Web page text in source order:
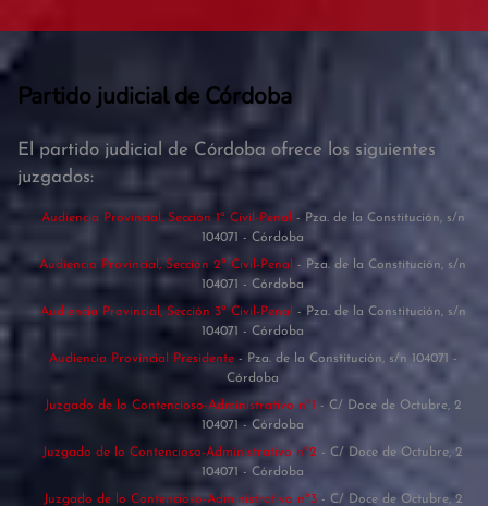
Partido judicial de Córdoba
El partido judicial de Córdoba ofrece los siguientes
juzgados:
Audiencia Provincial, Sección 1ª Civil-Penal - Pza. de la Constitución, s/n
104071 - Córdoba
Audiencia Provincial, Sección 2ª Civil-Penal - Pza. de la Constitución, s/n
104071 - Córdoba
Audiencia Provincial, Sección 3ª Civil-Penal - Pza. de la Constitución, s/n
104071 - Córdoba
Audiencia Provincial Presidente - Pza. de la Constitución, s/n 104071 -
Córdoba
Juzgado de lo Contencioso-Administrativo nº1 - C/ Doce de Octubre, 2
104071 - Córdoba
Juzgado de lo Contencioso-Administrativo nº2 - C/ Doce de Octubre, 2
104071 - Córdoba
Juzgado de lo Contencioso-Administrativo nº3 - C/ Doce de Octubre, 2